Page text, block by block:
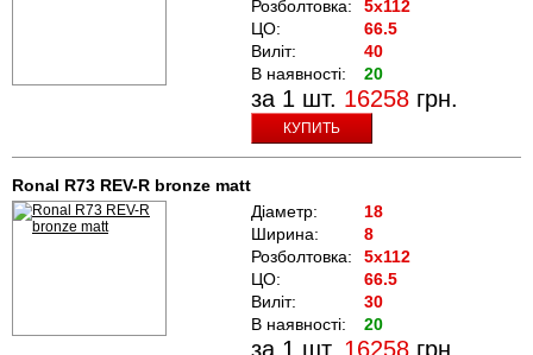
Розболтовка:
5x112
ЦО:
66.5
Виліт:
40
В наявності:
20
за 1 шт. 16258 грн.
КУПИТЬ
Ronal R73 REV-R bronze matt
Діаметр:
18
Ширина:
8
Розболтовка:
5x112
ЦО:
66.5
Виліт:
30
В наявності:
20
за 1 шт. 16258 грн.